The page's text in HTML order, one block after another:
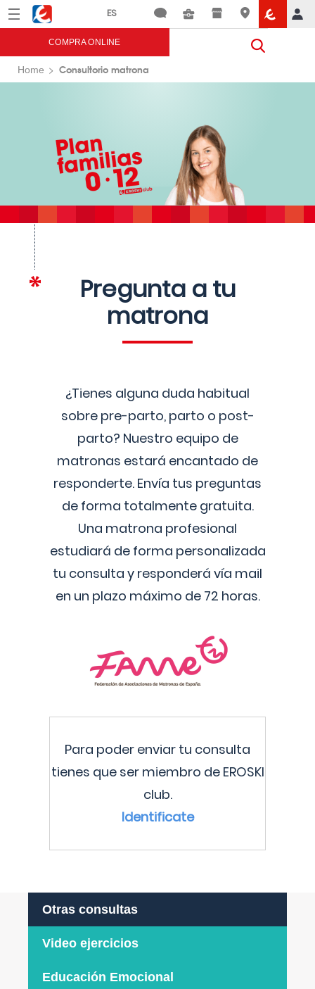
Menú Eroski
COMPRA ONLINE
Home Consultorio matrona
Pregunta a tu
matrona
¿Tienes alguna duda habitual
sobre pre-parto, parto o post-
parto? Nuestro equipo de
matronas estará encantado de
responderte. Envía tus preguntas
de forma totalmente gratuita.
Una matrona profesional
estudiará de forma personalizada
tu consulta y responderá vía mail
en un plazo máximo de 72 horas.
Para poder enviar tu consulta
tienes que ser miembro de EROSKI
club.
Identificate
Otras consultas
Video ejercicios
Educación Emocional